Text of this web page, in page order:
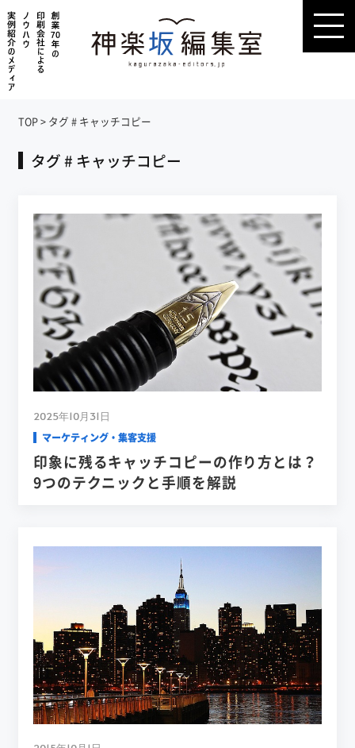
TOP> タグ # キャッチコピー
タグ # キャッチコピー
2025年10月31日
マーケティング・集客支援
印象に残るキャッチコピーの作り方とは？
9つのテクニックと手順を解説